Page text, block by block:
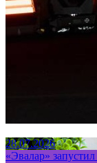
28.07.2026
«Эвалар»